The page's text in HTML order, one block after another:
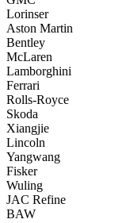
Lorinser
Aston Martin
Bentley
McLaren
Lamborghini
Ferrari
Rolls-Royce
Skoda
Xiangjie
Lincoln
Yangwang
Fisker
Wuling
JAC Refine
BAW